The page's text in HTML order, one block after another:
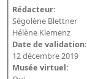
Rédacteur:
Ségolène Blettner
Hélène Klemenz
Date de validation:
12 décembre 2019
Musée virtuel: